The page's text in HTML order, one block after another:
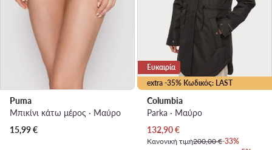
Puma
Μπικίνι κάτω μέρος · Μαύρο
15,99€
extra -35% Κωδικός: LAST
Ευκαιρία
Columbia
Parka · Μαύρο
Τρέχουσα τιμή
132,90€
Κανονική τιμή200,00 €-33%